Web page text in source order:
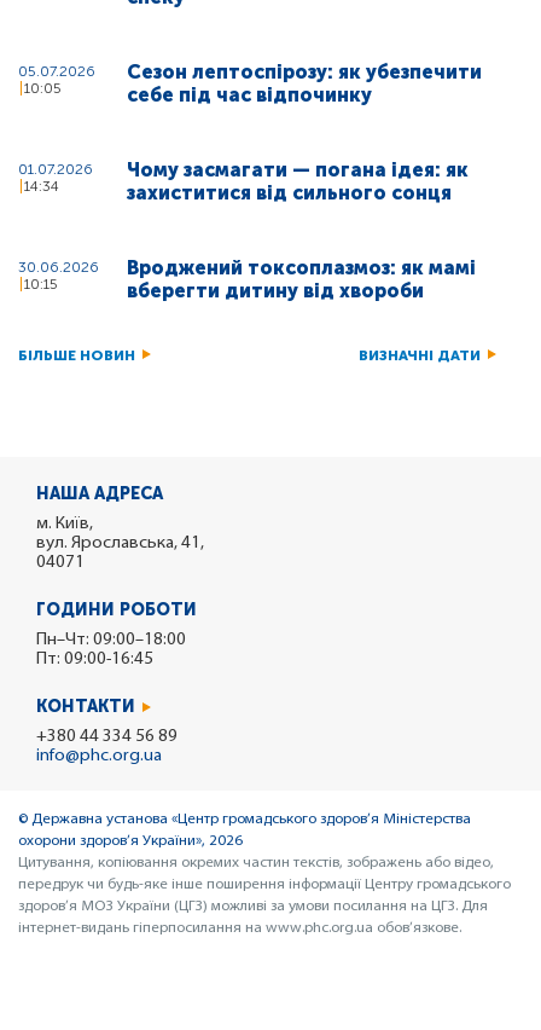
05.07.2026
10:05
Сезон лептоспірозу: як убезпечити
себе під час відпочинку
01.07.2026
14:34
Чому засмагати — погана ідея: як
захиститися від сильного сонця
30.06.2026
10:15
Вроджений токсоплазмоз: як мамі
вберегти дитину від хвороби
БІЛЬШЕ НОВИН ВИЗНАЧНІ ДАТИ
НАША АДРЕСА
м. Київ,
вул. Ярославська, 41,
04071
ГОДИНИ РОБОТИ
Пн–Чт: 09:00–18:00
Пт: 09:00-16:45
КОНТАКТИ
+380 44 334 56 89
info@phc.org.ua
© Державна установа «Центр громадського здоров’я Міністерства
охорони здоров’я України», 2026
Цитування, копіювання окремих частин текстів, зображень або відео,
передрук чи будь-яке інше поширення інформації Центру громадського
здоров’я МОЗ України (ЦГЗ) можливі за умови посилання на ЦГЗ. Для
інтернет-видань гіперпосилання на www.phc.org.ua обов’язкове.